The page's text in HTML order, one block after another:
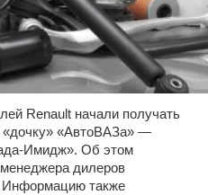
Renault начали получать
«дочку» «АвтоВАЗа» —
Имидж». Об этом
дилеров
Информацию также